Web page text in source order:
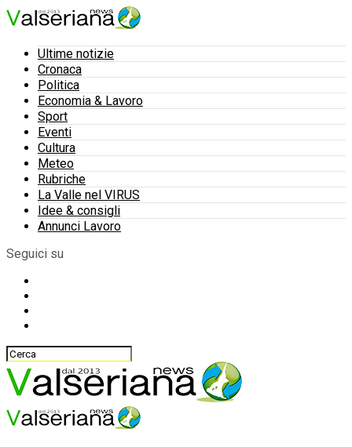
Ultime notizie
Cronaca
Politica
Economia & Lavoro
Sport
Eventi
Cultura
Meteo
Rubriche
La Valle nel VIRUS
Idee & consigli
Annunci Lavoro
Seguici su